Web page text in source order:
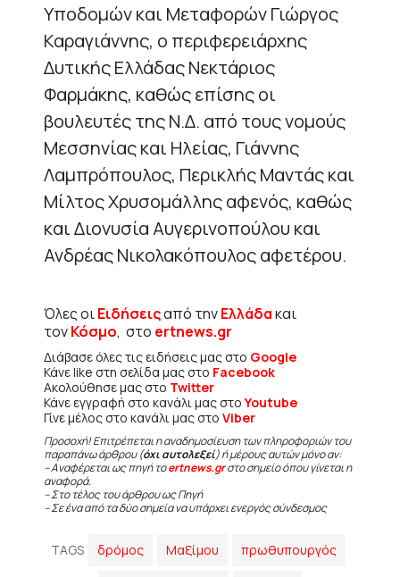
Υποδομών και Μεταφορών Γιώργος
Καραγιάννης, ο περιφερειάρχης
Δυτικής Ελλάδας Νεκτάριος
Φαρμάκης, καθώς επίσης οι
βουλευτές της Ν.Δ. από τους νομούς
Μεσσηνίας και Ηλείας, Γιάννης
Λαμπρόπουλος, Περικλής Μαντάς και
Μίλτος Χρυσομάλλης αφενός, καθώς
και Διονυσία Αυγερινοπούλου και
Ανδρέας Νικολακόπουλος αφετέρου.
Όλες οιΕιδήσειςαπό τηνΕλλάδακαι
τονΚόσμο, στο ertnews.gr
Διάβασε όλες τις ειδήσεις μας στο Google
Κάνε like στη σελίδα μας στο Facebook
Ακολούθησε μας στο Twitter
Κάνε εγγραφή στο κανάλι μας στοYoutube
Γίνε μέλος στο κανάλι μας στο Viber
Προσοχή! Επιτρέπεται η αναδημοσίευση των πληροφοριών του
παραπάνω άρθρου (όχι αυτολεξεί) ή μέρους αυτών μόνο αν:
– Αναφέρεται ως πηγή τοertnews.grστο σημείο όπου γίνεται η
αναφορά.
– Στο τέλος του άρθρου ως Πηγή
– Σε ένα από τα δύο σημεία να υπάρχει ενεργός σύνδεσμος
TAGS δρόμος Μαξίμου πρωθυπουργός